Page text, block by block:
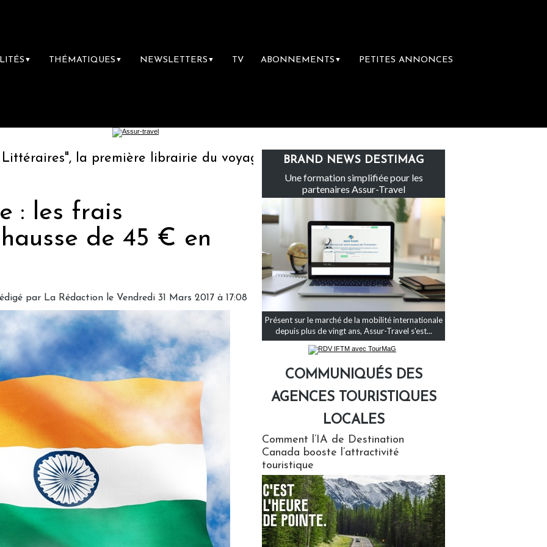
▼ THÉMATIQUES ▼ NEWSLETTERS ▼ TV ABONNEMENTS ▼ PETITES ANNONCES
la première librairie du voyage Le groupe Sainte-Claire rachète Eden Tour
: les frais
de 45 € en
par La Rédaction le Vendredi 31 Mars 2017 à 17:08
BRAND NEWS DESTIMAG
Une formation simplifiée pour les
partenaires Assur-Travel
Présent sur le marché de la mobilité internationale
depuis plus de vingt ans, Assur-Travel s'est...
COMMUNIQUÉS DES
AGENCES TOURISTIQUES
LOCALES
Comment l’IA de Destination
Canada booste l’attractivité
touristique